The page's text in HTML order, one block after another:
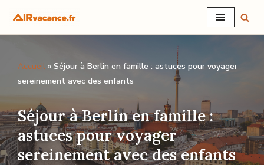
Aller
contenu
Accueil » Séjour à Berlin en famille : astuces pour voyager
sereinement avec des enfants
Séjour à Berlin en famille :
astuces pour voyager
sereinement avec des enfants